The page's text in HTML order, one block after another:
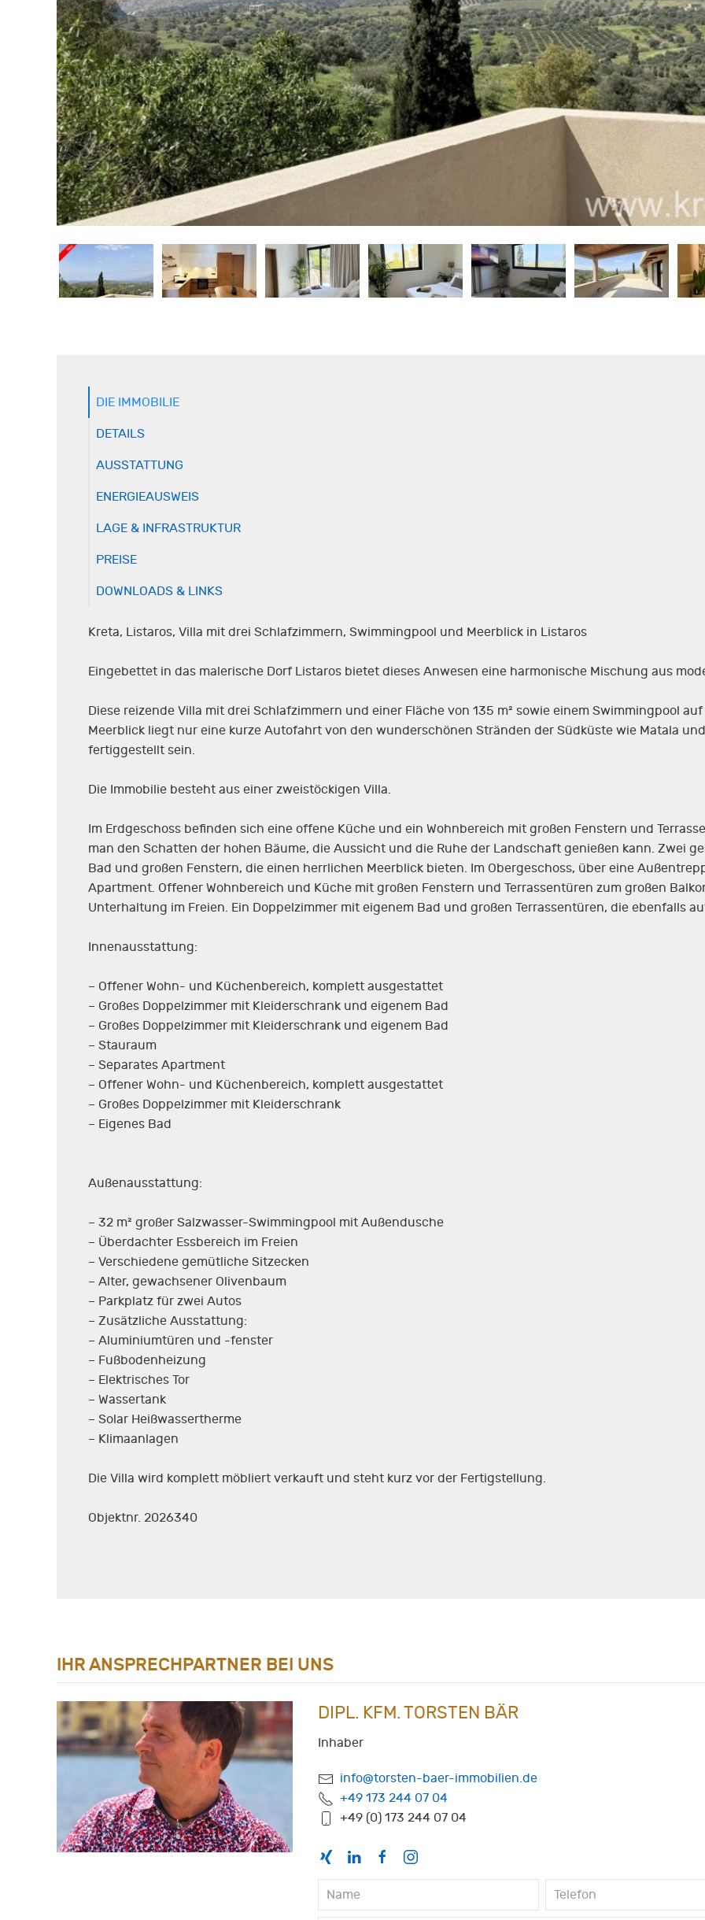
DIE IMMOBILIE
DETAILS
AUSSTATTUNG
ENERGIEAUSWEIS
LAGE & INFRASTRUKTUR
PREISE
DOWNLOADS & LINKS
Kreta, Listaros, Villa mit drei Schlafzimmern, Swimmingpool und Meerblick in Listaros
Eingebettet in das malerische Dorf Listaros bietet dieses Anwesen eine harmonische Mischung aus
Diese reizende Villa mit drei Schlafzimmern und einer Fläche von 135 m² sowie einem Swimmingpool
Meerblick liegt nur eine kurze Autofahrt von den wunderschönen Stränden der Südküste wie Matala
fertiggestellt sein.
Die Immobilie besteht aus einer zweistöckigen Villa.
Im Erdgeschoss befinden sich eine offene Küche und ein Wohnbereich mit großen Fenstern und
man den Schatten der hohen Bäume, die Aussicht und die Ruhe der Landschaft genießen kann. Zwei
Bad und großen Fenstern, die einen herrlichen Meerblick bieten. Im Obergeschoss, über eine
Apartment. Offener Wohnbereich und Küche mit großen Fenstern und Terrassentüren zum großen
Unterhaltung im Freien. Ein Doppelzimmer mit eigenem Bad und großen Terrassentüren, die ebenfalls
Innenausstattung:
– Offener Wohn- und Küchenbereich, komplett ausgestattet
– Großes Doppelzimmer mit Kleiderschrank und eigenem Bad
– Großes Doppelzimmer mit Kleiderschrank und eigenem Bad
– Stauraum
– Separates Apartment
– Offener Wohn- und Küchenbereich, komplett ausgestattet
– Großes Doppelzimmer mit Kleiderschrank
– Eigenes Bad
Außenausstattung:
– 32 m² großer Salzwasser-Swimmingpool mit Außendusche
– Überdachter Essbereich im Freien
– Verschiedene gemütliche Sitzecken
– Alter, gewachsener Olivenbaum
– Parkplatz für zwei Autos
– Zusätzliche Ausstattung:
– Aluminiumtüren und -fenster
– Fußbodenheizung
– Elektrisches Tor
– Wassertank
– Solar Heißwassertherme
– Klimaanlagen
Die Villa wird komplett möbliert verkauft und steht kurz vor der Fertigstellung.
Objektnr. 2026340
IHR ANSPRECHPARTNER BEI UNS
DIPL. KFM. TORSTEN BÄR
Inhaber
info@torsten-baer-immobilien.de
+49 173 244 07 04
+49 (0) 173 244 07 04